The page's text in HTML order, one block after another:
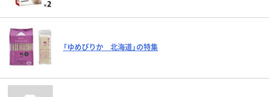
「ゆめぴりか 北海道」の特集